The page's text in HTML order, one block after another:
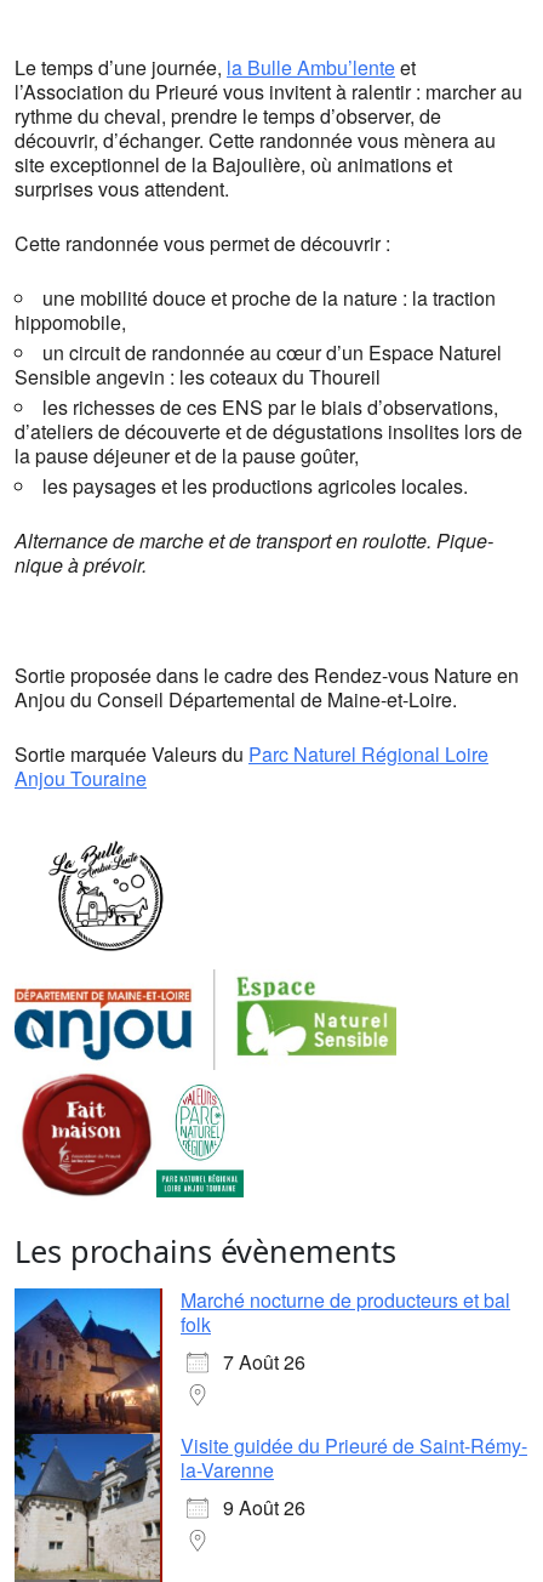
Le temps d’une journée, la Bulle Ambu’lenteet
l’Association du Prieuré vous invitent à ralentir : marcher au
rythme du cheval, prendre le temps d’observer, de
découvrir, d’échanger. Cette randonnée vous mènera au
site exceptionnel de la Bajoulière, où animations et
surprises vous attendent.
Cette randonnée vous permet de découvrir :
une mobilité douce et proche de la nature : la traction
hippomobile,
un circuit de randonnée au cœur d’un Espace Naturel
Sensible angevin : les coteaux du Thoureil
les richesses de ces ENS par le biais d’observations,
d’ateliers de découverte et de dégustations insolites lors de
la pause déjeuner et de la pause goûter,
les paysages et les productions agricoles locales.
Alternance de marche et de transport en roulotte. Pique-
nique à prévoir.
Sortie proposée dans le cadre des Rendez-vous Nature en
Anjou du Conseil Départemental de Maine-et-Loire.
Sortie marquée Valeurs du Parc Naturel Régional Loire
Anjou Touraine
Les prochains évènements
Marché nocturne de producteurs et bal
folk
7 Août 26
Visite guidée du Prieuré de Saint-Rémy-
la-Varenne
9 Août 26